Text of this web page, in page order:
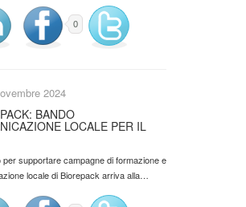
0
2024
BANDO
LOCALE PER IL
per supportare campagne di formazione e
locale di Biorepack arriva alla…